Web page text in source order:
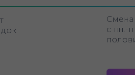
Смена
с пн.-